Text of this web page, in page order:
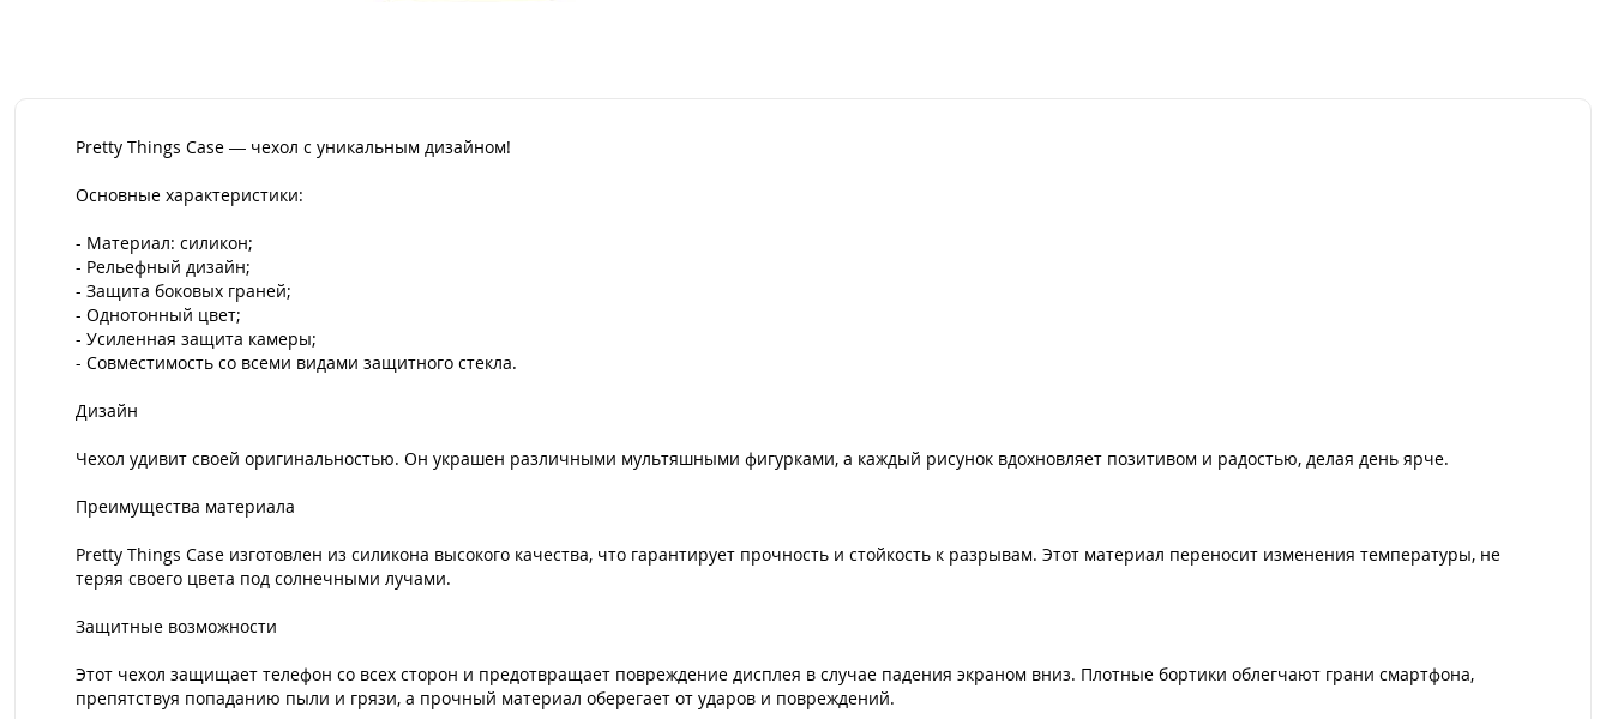
Pretty Things Case — чехол с уникальным дизайном!
Основные характеристики:
- Материал: силикон;
- Рельефный дизайн;
- Защита боковых граней;
- Однотонный цвет;
- Усиленная защита камеры;
- Совместимость со всеми видами защитного стекла.
Дизайн
Чехол удивит своей оригинальностью. Он украшен различными мультяшными фигурками, а каждый рисунок вдохновляет позитивом и радостью, делая день ярче.
Преимущества материала
Pretty Things Case изготовлен из силикона высокого качества, что гарантирует прочность и стойкость к разрывам. Этот материал переносит изменения температуры, не
теряя своего цвета под солнечными лучами.
Защитные возможности
Этот чехол защищает телефон со всех сторон и предотвращает повреждение дисплея в случае падения экраном вниз. Плотные бортики облегчают грани смартфона,
препятствуя попаданию пыли и грязи, а прочный материал оберегает от ударов и повреждений.